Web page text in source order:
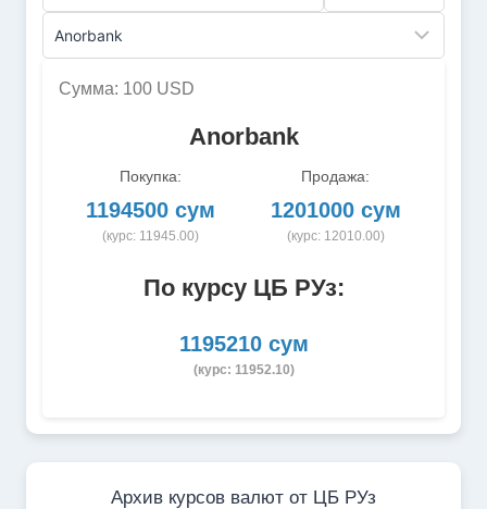
Сумма: 100 USD
Anorbank
Покупка:
1194500 сум
(курс: 11945.00)
Продажа:
1201000 сум
(курс: 12010.00)
По курсу ЦБ РУз:
1195210 сум
(курс: 11952.10)
Архив курсов валют от ЦБ РУз